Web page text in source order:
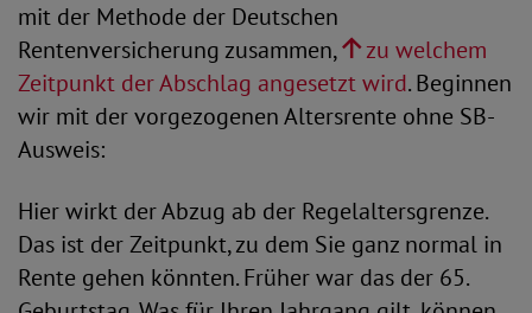
mit der Methode der Deutschen
Rentenversicherung zusammen,
zu welchem
Zeitpunkt der Abschlag angesetzt wird. Beginnen
wir mit der vorgezogenen Altersrente ohne SB-
Ausweis:
Hier wirkt der Abzug ab der Regelaltersgrenze.
Das ist der Zeitpunkt, zu dem Sie ganz normal in
Rente gehen könnten. Früher war das der 65.